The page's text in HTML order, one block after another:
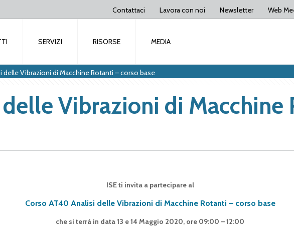
Contattaci Lavora con noi Newsletter Web
SERVIZI RISORSE MEDIA
delle Vibrazioni di Macchine Rotanti – corso base
Vibrazioni di Macchine
ISE ti invita a partecipare al
Corso AT40 Analisi delle Vibrazioni di Macchine Rotanti – corso base
che si terrà in data 13 e 14 Maggio 2020, ore 09:00 – 12:00